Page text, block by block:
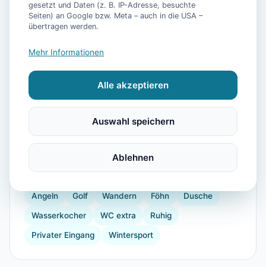
Ausstattung
Kühlschrank Mikrowelle
Geschirrspüler Terrasse Garten
Herdplatte
Angeln Golf Wandern Föhn Dusche
Wasserkocher WC extra Ruhig
Privater Eingang Wintersport
gesetzt und Daten (z. B. IP-Adresse, besuchte
Seiten) an Google bzw. Meta – auch in die USA –
übertragen werden.
Mehr Informationen
Alle akzeptieren
Auswahl speichern
Ablehnen